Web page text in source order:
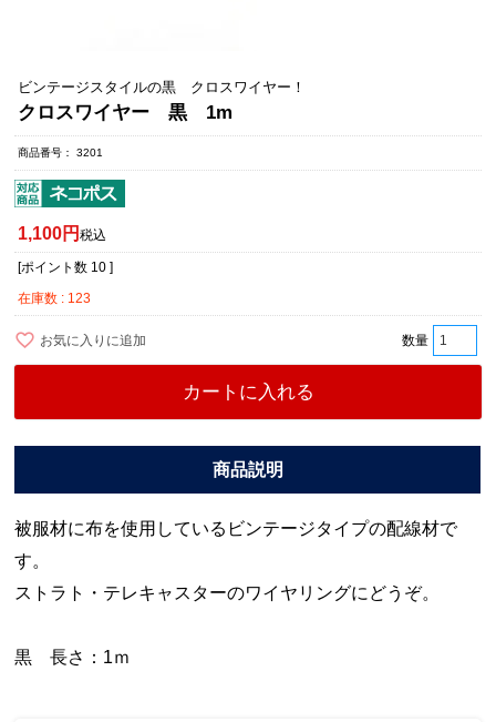
ビンテージスタイルの黒 クロスワイヤー！
クロスワイヤー 黒 1m
商品番号 3201
1,100 税込
[ポイント数 10 ]
在庫数
123
お気に入りに追加
カートに入れる
被服材に布を使用しているビンテージタイプの配線材で
す。
ストラト・テレキャスターのワイヤリングにどうぞ。
黒 長さ：1ｍ